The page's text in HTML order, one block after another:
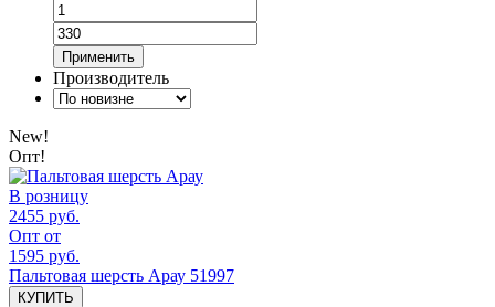
Применить
Производитель
New!
Опт!
В розницу
2455 руб.
Опт от
1595 руб.
Пальтовая шерсть Арау 51997
КУПИТЬ